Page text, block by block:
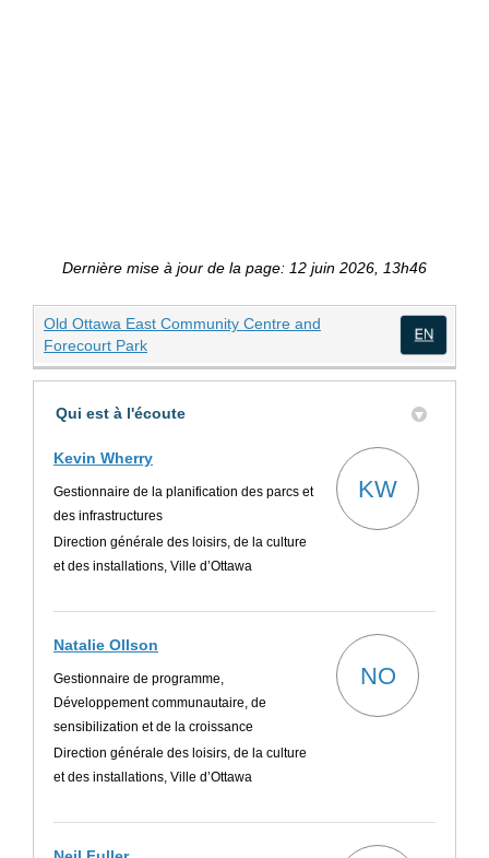
Dernière mise à jour de la page: 12 juin 2026, 13h46
Old Ottawa East Community Centre and
Forecourt Park(Liens externes)
Qui est à l'écoute
Kevin Wherry
Gestionnaire de la planification des parcs et
des infrastructures
Direction générale des loisirs, de la culture
et des installations, Ville d’Ottawa
KW
Natalie Ollson
Gestionnaire de programme,
Développement communautaire, de
sensibilization et de la croissance
Direction générale des loisirs, de la culture
et des installations, Ville d’Ottawa
NO